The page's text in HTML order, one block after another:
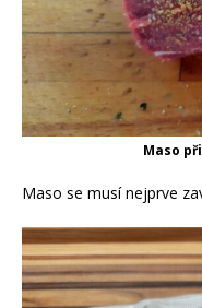
Maso
Maso se musí nejprve